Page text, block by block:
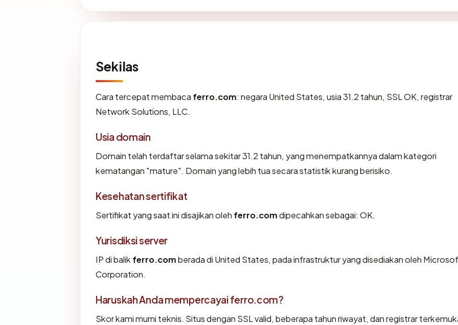
Sekilas
Cara tercepat membaca ferro.com: negara United States, usia 31.2 tahun, SSL OK, registrar
Network Solutions, LLC.
Usia domain
Domain telah terdaftar selama sekitar 31.2 tahun, yang menempatkannya dalam kategori
kematangan "mature". Domain yang lebih tua secara statistik kurang berisiko.
Kesehatan sertifikat
Sertifikat yang saat ini disajikan oleh ferro.comdipecahkan sebagai: OK.
Yurisdiksi server
IP di balik ferro.comberada di United States, pada infrastruktur yang disediakan oleh
Corporation.
Haruskah Anda mempercayai ferro.com?
Skor kami murni teknis. Situs dengan SSL valid, beberapa tahun riwayat, dan registrar